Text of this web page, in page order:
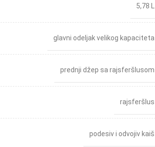
5,78 L
glavni odeljak velikog kapaciteta
prednji džep sa rajsferšlusom
rajsferšlus
podesiv i odvojiv kaiš